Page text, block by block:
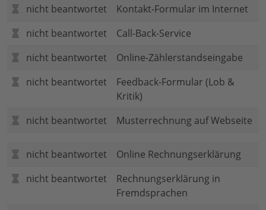
nicht beantwortet
Kontakt-Formular im Internet
nicht beantwortet
Call-Back-Service
nicht beantwortet
Online-Zählerstandseingabe
nicht beantwortet
Feedback-Formular (Lob &
Kritik)
nicht beantwortet
Musterrechnung auf Webseite
nicht beantwortet
Online Rechnungserklärung
nicht beantwortet
Rechnungserklärung in
Fremdsprachen